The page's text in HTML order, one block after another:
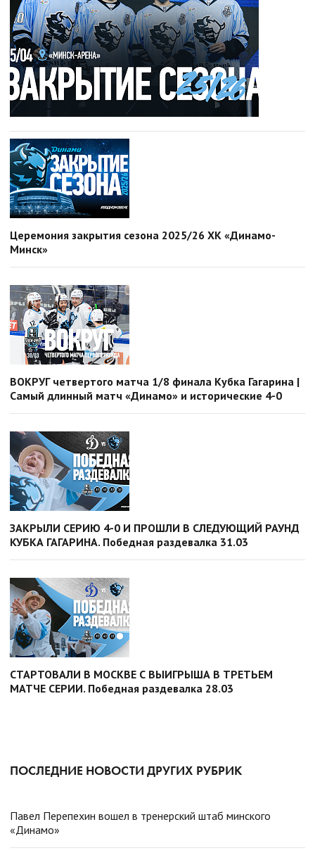
Церемония закрытия сезона 2025/26 ХК «Динамо-
Минск»
ВОКРУГ четвертого матча 1/8 финала Кубка Гагарина |
Самый длинный матч «Динамо» и исторические 4-0
ЗАКРЫЛИ СЕРИЮ 4-0 И ПРОШЛИ В СЛЕДУЮЩИЙ РАУНД
КУБКА ГАГАРИНА. Победная раздевалка 31.03
СТАРТОВАЛИ В МОСКВЕ С ВЫИГРЫША В ТРЕТЬЕМ
МАТЧЕ СЕРИИ. Победная раздевалка 28.03
ПОСЛЕДНИЕ НОВОСТИ ДРУГИХ РУБРИК
Павел Перепехин вошел в тренерский штаб минского
«Динамо»